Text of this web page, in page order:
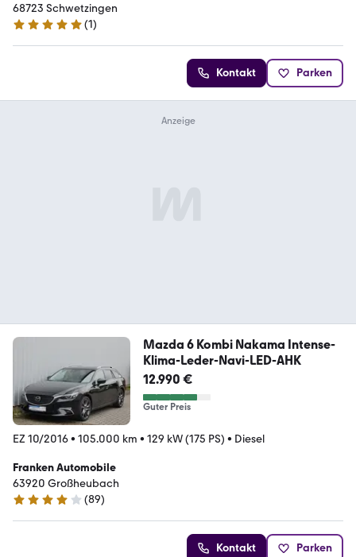
68723 Schwetzingen
5 Sterne
(1)
Kontakt Parken
Mazda 6 Kombi Nakama Intense-
Klima-Leder-Navi-LED-AHK
12.990 €
Guter Preis
EZ 10/2016• 105.000 km • 129 kW (175 PS) • Diesel
Franken Automobile
63920 Großheubach
4.1 Sterne
(89)
Kontakt Parken